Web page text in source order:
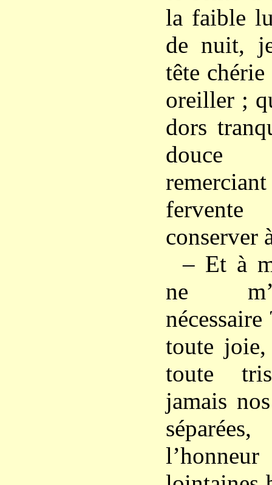
la faible
de nuit,
tête
oreiller ;
dors
douce
conserver
– Et à
ne
toute
toute
jamais